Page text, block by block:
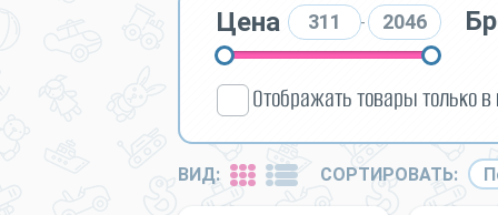
Цена -
Отображать товары только
ВИД: СОРТИРОВАТЬ: